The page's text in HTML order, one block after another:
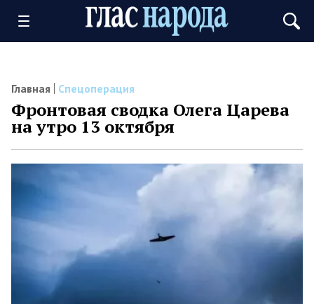
Главная Спецоперация
Фронтовая сводка Олега Царева
на утро 13 октября